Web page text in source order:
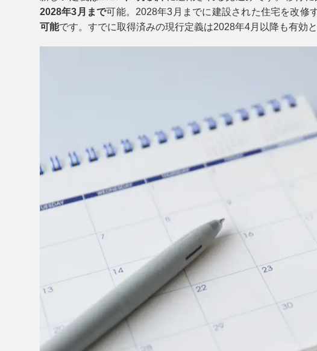
2028年3月まで可能。2028年3月までに建設された住宅を改修
可能です。すでに取得済みの現行定義は2028年4月以降も有効と